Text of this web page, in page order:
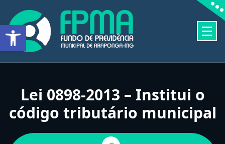
para
conteúdo
Lei 0898-2013 – Institui o
código tributário municipal
Barra de Ferramentas Aberta